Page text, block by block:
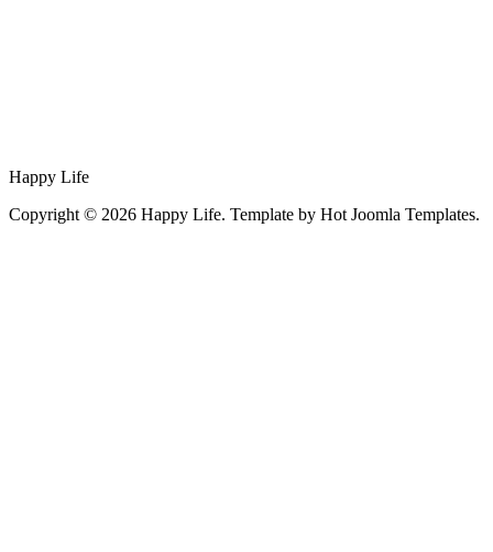
Happy Life
Copyright © 2026 Happy Life. Template by Hot Joomla Templates.